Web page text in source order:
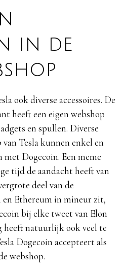
in de
ook diverse accessoires. De
heeft een eigen webshop
en spullen. Diverse
Tesla kunnen enkel en
Dogecoin. Een meme
tijd de aandacht heeft van
deel van de
Ethereum in mineur zit,
bij elke tweet van Elon
heeft natuurlijk ook veel te
Dogecoin accepteert als
webshop.